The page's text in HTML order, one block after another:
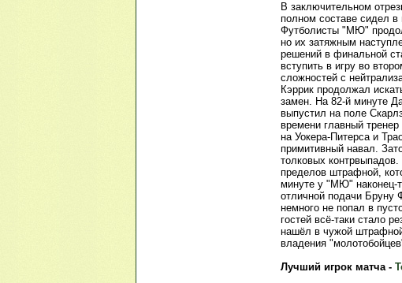
В заключительном
полном составе сидел в
Футболисты "МЮ"
но их затяжным
решений в финальной
вступить в игру во
сложностей с
Кэррик продолжал
замен. На 82-й минуте
выпустил на поле
времени главный
на Уокера-Питерса и
примитивный навал.
толковых
пределов штрафной,
минуте у "МЮ" наконец-
отличной подачи Бруну
немного не попал в
гостей всё-таки стало
нашёл в чужой
владения
Лучший игрок матча -